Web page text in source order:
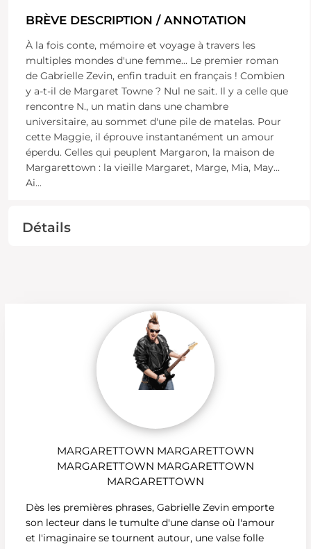
BRÈVE DESCRIPTION / ANNOTATION
À la fois conte, mémoire et voyage à travers les
multiples mondes d'une femme... Le premier roman
de Gabrielle Zevin, enfin traduit en français ! Combien
y a-t-il de Margaret Towne ? Nul ne sait. Il y a celle que
rencontre N., un matin dans une chambre
universitaire, au sommet d'une pile de matelas. Pour
cette Maggie, il éprouve instantanément un amour
éperdu. Celles qui peuplent Margaron, la maison de
Margarettown : la vieille Margaret, Marge, Mia, May...
Ai...
Détails
MARGARETTOWN MARGARETTOWN
MARGARETTOWN MARGARETTOWN
MARGARETTOWN
Dès les premières phrases, Gabrielle Zevin emporte
son lecteur dans le tumulte d'une danse où l'amour
et l'imaginaire se tournent autour, une valse folle